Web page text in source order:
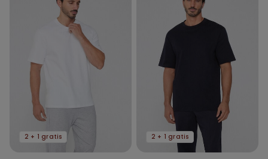
2 + 1 gratis 2 + 1 gratis